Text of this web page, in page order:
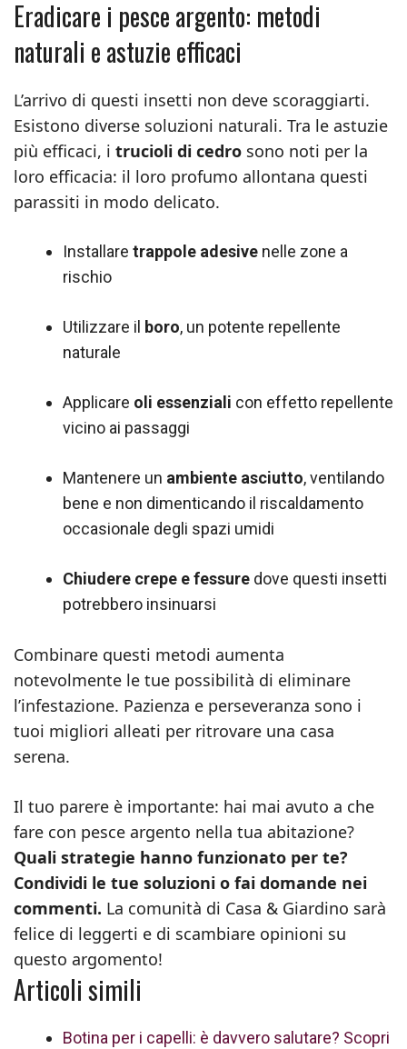
Eradicare i pesce argento: metodi
naturali e astuzie efficaci
L’arrivo di questi insetti non deve scoraggiarti.
Esistono diverse soluzioni naturali. Tra le astuzie
più efficaci, i trucioli di cedro sono noti per la
loro efficacia: il loro profumo allontana questi
parassiti in modo delicato.
Installare trappole adesive nelle zone a
rischio
Utilizzare il boro, un potente repellente
naturale
Applicare oli essenziali con effetto repellente
vicino ai passaggi
Mantenere un ambiente asciutto, ventilando
bene e non dimenticando il riscaldamento
occasionale degli spazi umidi
Chiudere crepe e fessure dove questi insetti
potrebbero insinuarsi
Combinare questi metodi aumenta
notevolmente le tue possibilità di eliminare
l’infestazione. Pazienza e perseveranza sono i
tuoi migliori alleati per ritrovare una casa
serena.
Il tuo parere è importante: hai mai avuto a che
fare con pesce argento nella tua abitazione?
Quali strategie hanno funzionato per te?
Condividi le tue soluzioni o fai domande nei
commenti. La comunità di Casa & Giardino sarà
felice di leggerti e di scambiare opinioni su
questo argomento!
Articoli simili
Botina per i capelli: è davvero salutare? Scopri